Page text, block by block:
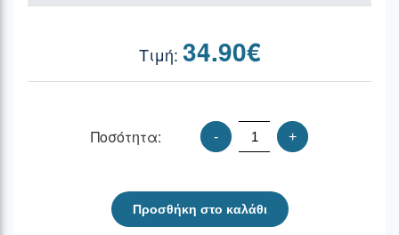
34.90€
Ποσότητα: - +
Προσθήκη στο καλάθι